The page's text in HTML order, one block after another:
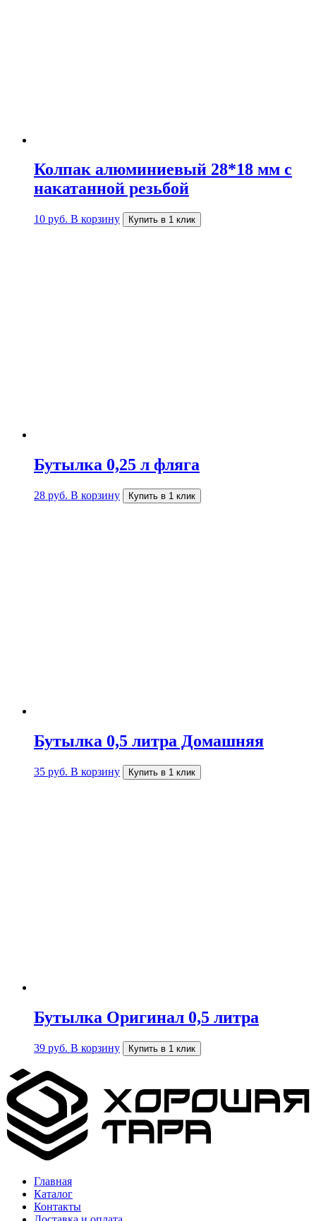
Колпак алюминиевый 28*18 мм c
накатанной резьбой
10 руб. В корзину Купить в 1 клик
Бутылка 0,25 л фляга
28 руб. В корзину Купить в 1 клик
Бутылка 0,5 литра Домашняя
35 руб. В корзину Купить в 1 клик
Бутылка Оригинал 0,5 литра
39 руб. В корзину Купить в 1 клик
Главная
Каталог
Контакты